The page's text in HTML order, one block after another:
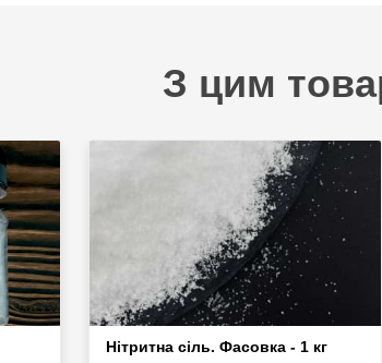
З цим
Нітритна сіль. Фасовка - 1 кг